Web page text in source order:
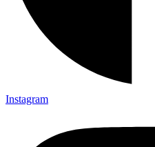
Instagram